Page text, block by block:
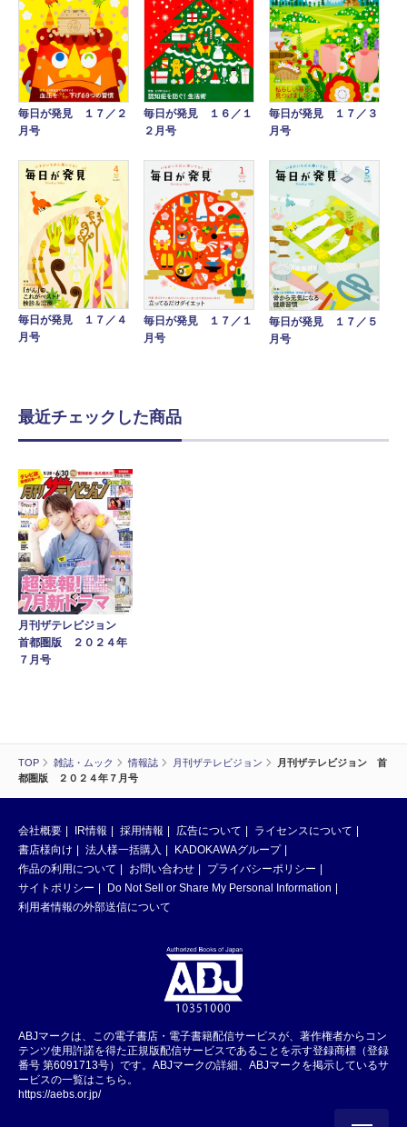
TOP 雑誌・ムック 情報誌 月刊ザテレビジョン
月刊ザテレビジョン 首
都圏版 ２０２４年７月号
毎日が発見 １７／２
月号
毎日が発見 １６／１
２月号
毎日が発見 １７／３
月号
毎日が発見 １７／４
月号
毎日が発見 １７／１
月号
毎日が発見 １７／５
月号
最近チェックした商品
月刊ザテレビジョン
首都圏版 ２０２４年
７月号
会社概要 IR情報 採用情報 広告について
ライセンスについて
書店様向け
法人様一括購入
KADOKAWAグループ
作品の利用について
お問い合わせ
プライバシーポリシー
サイトポリシー
Do Not Sell or Share My Personal Information
利用者情報の外部送信について
ABJマークは、この電子書店・電子書籍配信サービスが、著作権者からコン
テンツ使用許諾を得た正規版配信サービスであることを示す登録商標（登録
番号 第6091713号）です。ABJマークの詳細、ABJマークを掲示しているサ
ービスの一覧はこちら。
https://aebs.or.jp/